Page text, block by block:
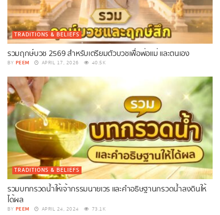
TRADITIONS & BELIEFS
รวมฤกษ์บวช 2569 สำหรับเตรียมตัวบวชเพื่อพ่อแม่ และตนเอง
BY PEEM APRIL 17, 2026 40.5K
TRADITIONS & BELIEFS
รวมบทกรวดน้ำให้เจ้ากรรมนายเวร และคำอธิษฐานกรวดน้ำลงดินให้
ได้ผล
BY PEEM APRIL 24, 2024 73.1K